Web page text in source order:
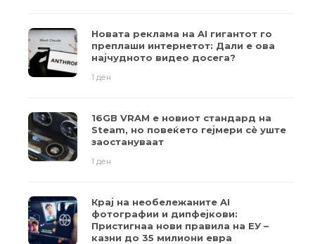
Новата реклама на AI гигантот го
преплаши интернетот: Дали е ова
најчудното видео досега?
1 ден
16GB VRAM е новиот стандард на
Steam, но повеќето гејмери ​​сè уште
заостануваат
1 ден
Крај на необележаните AI
фотографии и дипфејкови:
Пристигнаа нови правила на ЕУ –
казни до 35 милиони евра